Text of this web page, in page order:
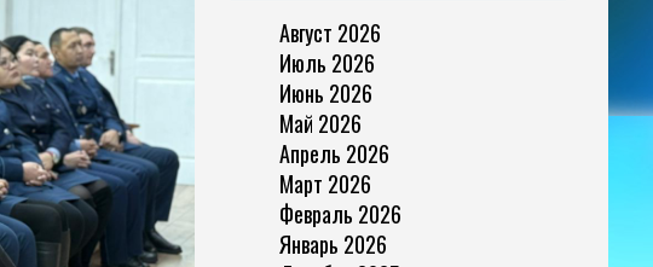
Август 2026
Июль 2026
Июнь 2026
Май 2026
Апрель 2026
Март 2026
Февраль 2026
Январь 2026